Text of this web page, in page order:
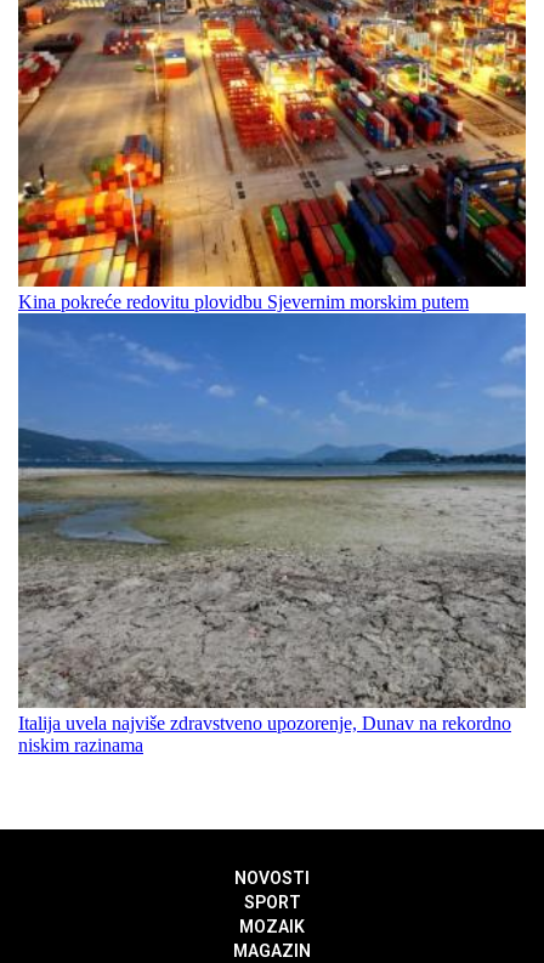
Kina pokreće redovitu plovidbu Sjevernim morskim putem
Italija uvela najviše zdravstveno upozorenje, Dunav na rekordno
niskim razinama
NOVOSTI
SPORT
MOZAIK
MAGAZIN